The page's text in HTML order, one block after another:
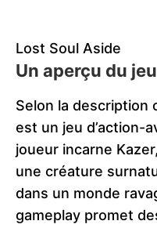
Lost Soul Aside
Un aperçu du jeu
Selon la description
est un jeu d’action-
joueur incarne
une créature
dans un monde
gameplay promet